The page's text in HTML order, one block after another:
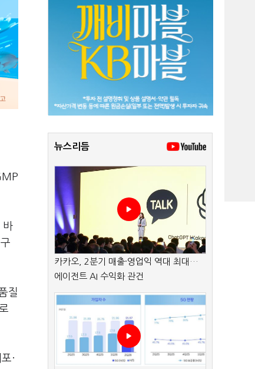
바
질
·
뉴스리듬
카카오, 2분기 매출·영업익 역대 최대…
에이전트 AI 수익화 관건